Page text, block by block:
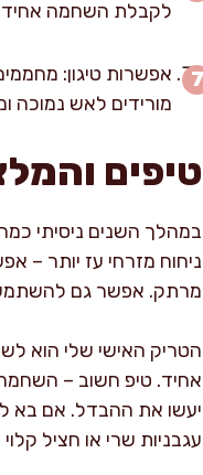
לקבלת השחמה אחידה
מורידים לאש נמוכה וממשיכים לבשל כ-5 דקות
טיפים
במהלך השנים ניסיתי
ניחוח מזרחי עז יותר –
מרתק. אפשר גם להשתמש
הטריק האישי שלי הוא
אחיד. טיפ חשוב –
יעשו את ההבדל. אם בא
עגבניות שרי או חציל